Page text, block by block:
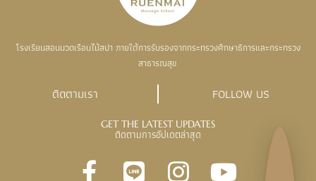
โรงเรียนสอนนวดเรือนไม้สปา ภายใต้การรับรองจากกระทรวงศึกษาธิการและกระทรวง
สาธารณสุข
ติดตามเรา FOLLOW US
GET THE LATEST UPDATES
ติดตามการอัปเดตล่าสุด